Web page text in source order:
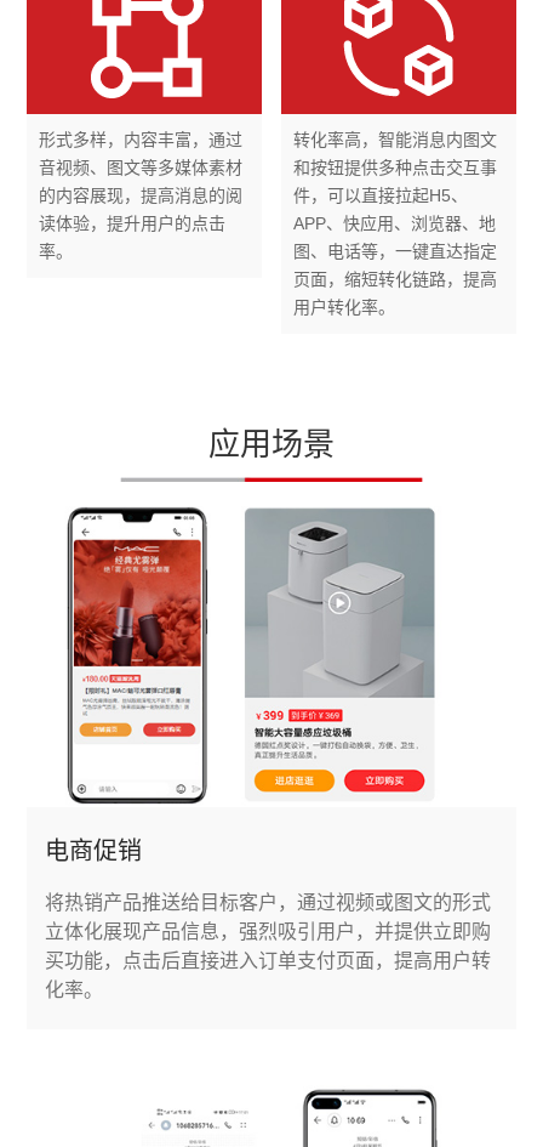
形式多样，内容丰富，通过
音视频、图文等多媒体素材
的内容展现，提高消息的阅
读体验，提升用户的点击
率。
转化率高，智能消息内图文
和按钮提供多种点击交互事
件，可以直接拉起H5、
APP、快应用、浏览器、地
图、电话等，一键直达指定
页面，缩短转化链路，提高
用户转化率。
应用场景
电商促销
将热销产品推送给目标客户，通过视频或图文的形式
立体化展现产品信息，强烈吸引用户，并提供立即购
买功能，点击后直接进入订单支付页面，提高用户转
化率。